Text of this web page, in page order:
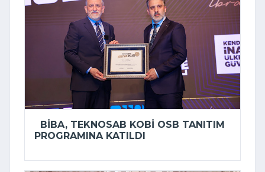
BIBA, TEKNOSAB KOBİ OSB TANITIM
PROGRAMINA KATILDI